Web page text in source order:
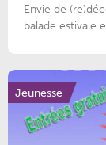
Envie de
balade estivale
Jeunesse